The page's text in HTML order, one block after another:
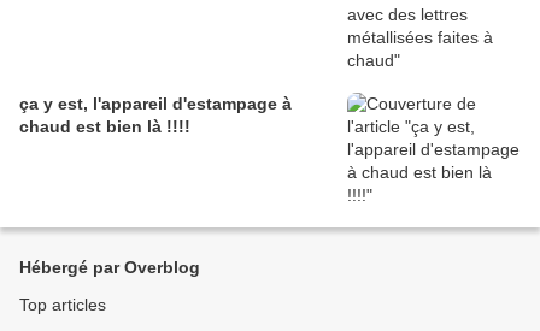
ça y est, l'appareil d'estampage à
chaud est bien là !!!!
Hébergé par Overblog
Top articles